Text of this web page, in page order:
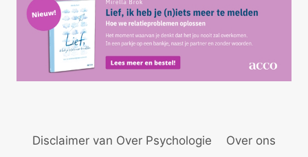
Disclaimer van Over Psychologie Over ons